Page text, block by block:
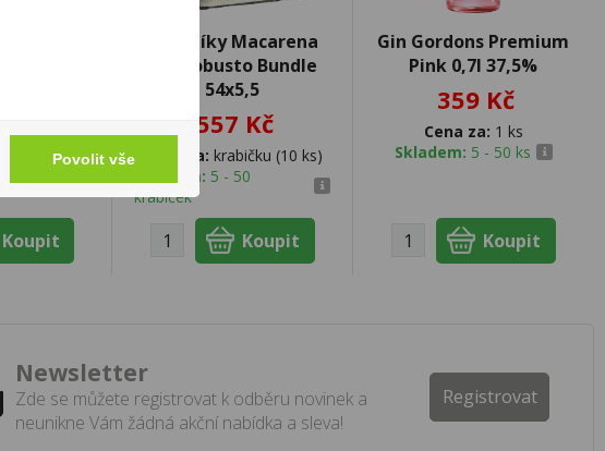
1 ks
Doutníky Macarena
Big Robusto Bundle
54x5,5
557 Kč
Cena za: krabičku (10 ks)
Skladem: 5 - 50
krabiček
Gin Gordons Premium
Pink 0,7l 37,5%
359 Kč
Cena za: 1 ks
Skladem: 5 - 50 ks
Newsletter
Zde se můžete registrovat k odběru novinek a
neunikne Vám žádná akční nabídka a sleva!
Registrovat
Povolit vše